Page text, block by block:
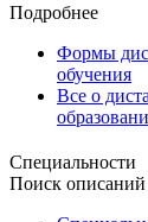
Подробнее
Формы
обучения
Все о
Специальности
Поиск описаний